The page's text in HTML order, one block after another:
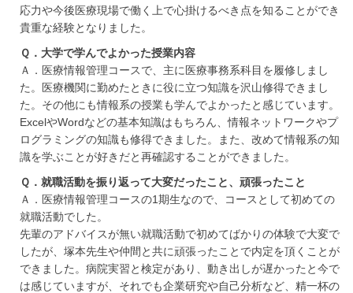
応力や今後医療現場で働く上で心掛けるべき点を知ることができ
貴重な経験となりました。
Ｑ．大学で学んでよかった授業内容
Ａ．医療情報管理コースで、主に医療事務系科目を履修しまし
た。医療機関に勤めたときに役に立つ知識を沢山修得できまし
た。その他にも情報系の授業も学んでよかったと感じています。
ExcelやWordなどの基本知識はもちろん、情報ネットワークやプ
ログラミングの知識も修得できました。また、改めて情報系の知
識を学ぶことが好きだと再確認することができました。
Ｑ．就職活動を振り返って大変だったこと、頑張ったこと
Ａ．医療情報管理コースの1期生なので、コースとして初めての
就職活動でした。
先輩のアドバイスが無い就職活動で初めてばかりの体験で大変で
したが、塚本先生や仲間と共に頑張ったことで内定を頂くことが
できました。病院実習と検定があり、動き出しが遅かったと今で
は感じていますが、それでも企業研究や自己分析など、精一杯の